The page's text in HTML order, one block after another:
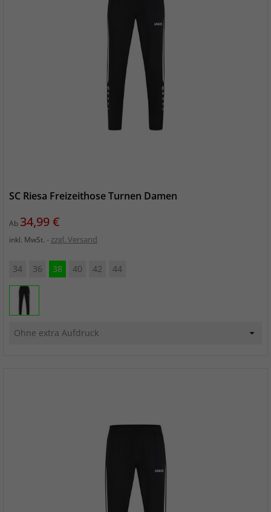
SC Riesa Freizeithose Turnen Damen
Ab Preis
34,99 €
inkl. MwSt. zzgl. Versand
34 36 38 40 42 44